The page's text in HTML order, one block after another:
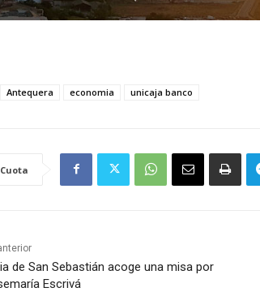
Antequera economia unicaja banco
Cuota
de San Sebastián acoge una misa por
Escrivá